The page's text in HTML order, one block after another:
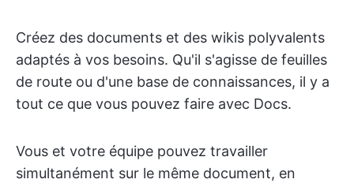
Créez des documents et des wikis polyvalents
adaptés à vos besoins. Qu'il s'agisse de feuilles
de route ou d'une base de connaissances, il y a
tout ce que vous pouvez faire avec Docs.
Vous et votre équipe pouvez travailler
simultanément sur le même document, en